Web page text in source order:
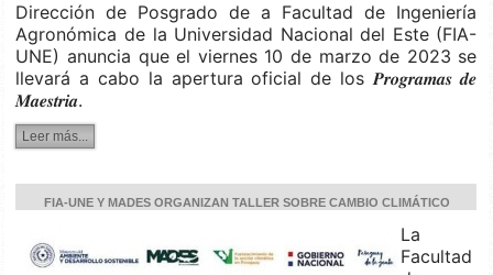
Dirección de Posgrado de a Facultad de Ingeniería
Agronómica de la Universidad Nacional del Este (FIA-
UNE) anuncia que el viernes 10 de marzo de 2023 se
llevará a cabo la apertura oficial de los 𝑷𝒓𝒐𝒈𝒓𝒂𝒎𝒂𝒔 𝒅𝒆
𝑴𝒂𝒆𝒔𝒕𝒓𝒊𝒂.
Leer más...
FIA-UNE Y MADES ORGANIZAN TALLER SOBRE CAMBIO CLIMÁTICO
La
Facultad